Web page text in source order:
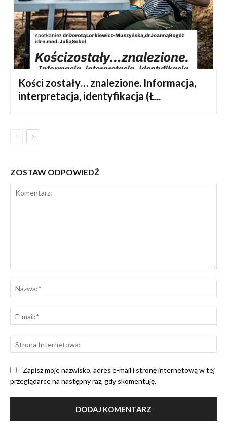
Kości zostały… znalezione. Informacja,
interpretacja, identyfikacja (Ł...
ZOSTAW ODPOWIEDŹ
Zapisz moje nazwisko, adres e-mail i stronę internetową w tej
przeglądarce na następny raz, gdy skomentuję.